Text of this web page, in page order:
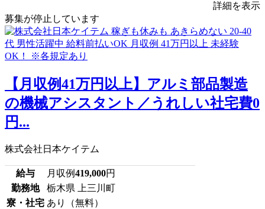
詳細を表示
募集が停止しています
【月収例41万円以上】アルミ部品製造
の機械アシスタント／うれしい社宅費0
円...
株式会社日本ケイテム
給与 月収例419,000円
勤務地
栃木県 上三川町
寮・社宅 あり（無料）